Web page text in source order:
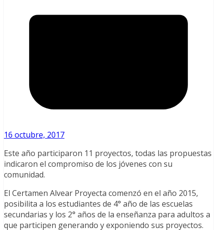
16 octubre, 2017
Este año participaron 11 proyectos, todas las propuestas
indicaron el compromiso de los jóvenes con su
comunidad.
El Certamen Alvear Proyecta comenzó en el año 2015,
posibilita a los estudiantes de 4° año de las escuelas
secundarias y los 2° años de la enseñanza para adultos a
que participen generando y exponiendo sus proyectos.